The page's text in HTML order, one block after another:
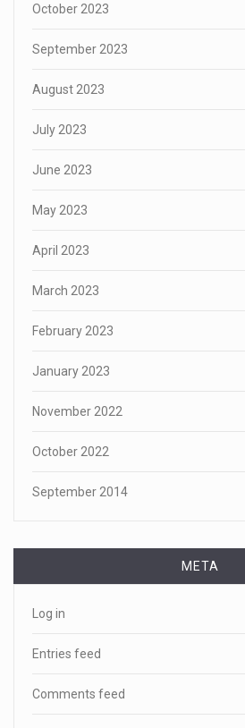
October 2023
September 2023
August 2023
July 2023
June 2023
May 2023
April 2023
March 2023
February 2023
January 2023
November 2022
October 2022
September 2014
META
Log in
Entries feed
Comments feed